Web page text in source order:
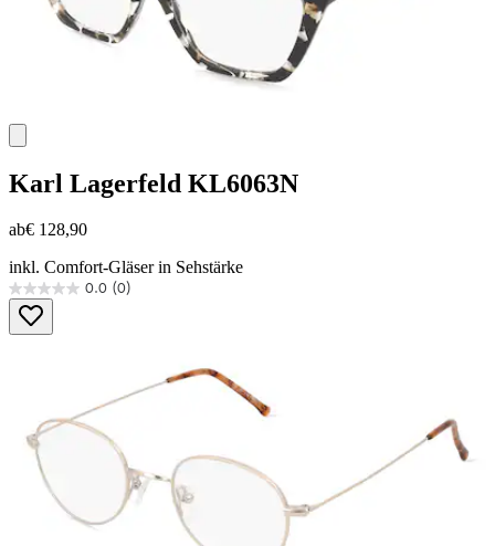
Karl Lagerfeld KL6063N
ab€ 128,90
inkl. Comfort-Gläser in Sehstärke
0.0 (0)
0.0
von
5